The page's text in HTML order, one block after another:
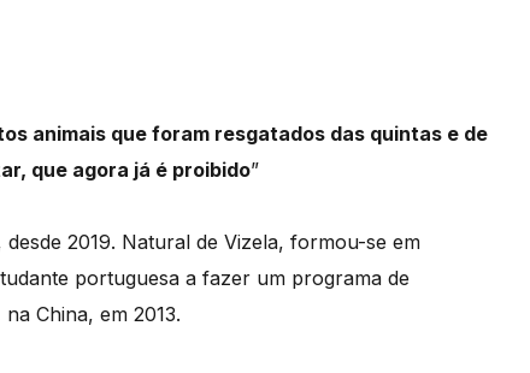
animais que foram resgatados das quintas e de
que agora já é proibido”
2019. Natural de Vizela, formou-se em
portuguesa a fazer um programa de
China, em 2013.